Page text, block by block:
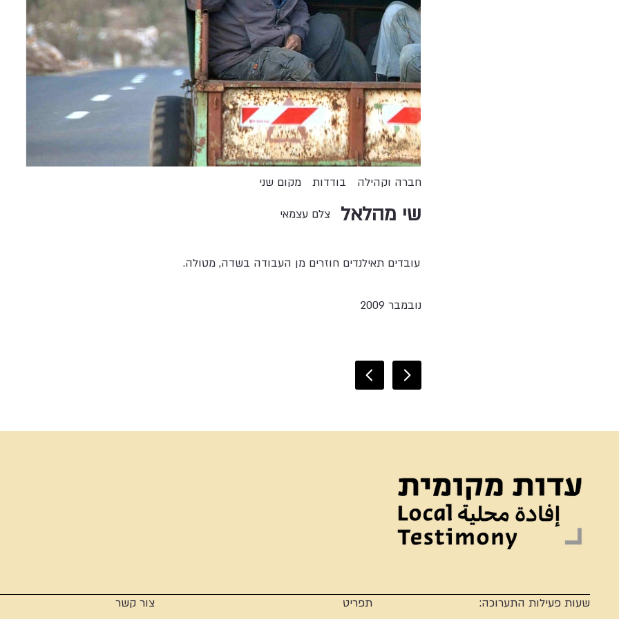
מקום שני בודדות חברה וקהילה
שי מהלאל צלם עצמאי
עובדים תאילנדים חוזרים מן העבודה בשדה, מטולה.
נובמבר 2009
שעות פעילות התערוכה: תפריט צור קשר